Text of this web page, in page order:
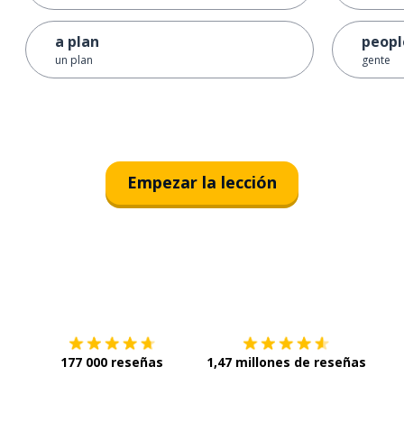
a plan
un plan gente
Empezar la lección
177 000 reseñas 1,47 millones de reseñas